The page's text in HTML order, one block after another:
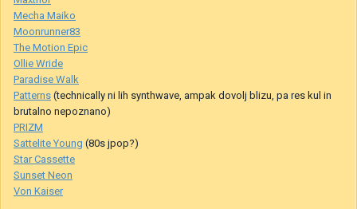
Mecha Maiko
Moonrunner83
The Motion Epic
Ollie Wride
Paradise Walk
Patterns (technically ni lih synthwave, ampak dovolj blizu, pa res kul in
brutalno nepoznano)
PRIZM
Sattelite Young (80s jpop?)
Star Cassette
Sunset Neon
Von Kaiser